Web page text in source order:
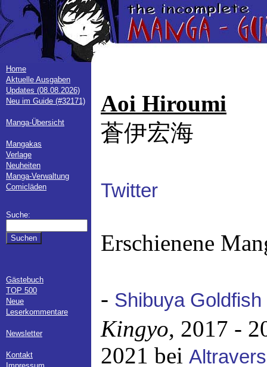
Home
Aktuelle Ausgaben
Updates (08.08.2026)
Neu im Guide (#32171)
Manga-Übersicht
Mangakas
Verlage
Neuheiten
Manga-Verwaltung
Comicläden
Suche:
Gästebuch
TOP 500
Neue
Leserkommentare
Newsletter
Kontakt
Aoi Hiroumi
蒼伊宏海
Twitter
Erschienene
- Shibuya Goldfish
Kingyo, 2017 -
2021 bei